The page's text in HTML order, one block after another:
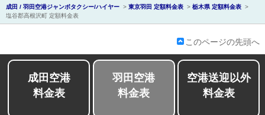
成田 / 羽田空港ジャンボタクシー/ハイヤー > 東京羽田 定額料金表 > 栃木県 定額料金表 >
塩谷郡高根沢町 定額料金表
このページの先頭へ
成田空港
料金表
羽田空港
料金表
空港送迎以外
料金表